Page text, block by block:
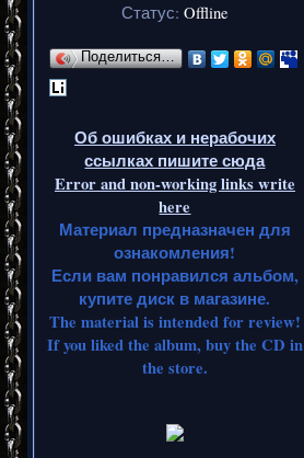
Статус: Offline
Поделиться…
Об ошибках и нерабочих
ссылках пишите сюда
Error and non-working links write
here
Материал предназначен для
ознакомления!
Если вам понравился альбом,
купите диск в магазине.
The material is intended for review!
If you liked the album, buy the CD in
the store.